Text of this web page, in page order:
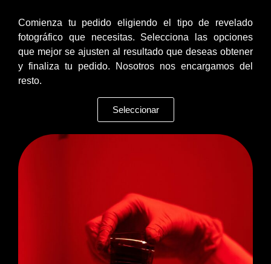
Comienza tu pedido eligiendo el tipo de revelado
fotográfico que necesitas. Selecciona las opciones
que mejor se ajusten al resultado que deseas obtener
y finaliza tu pedido. Nosotros nos encargamos del
resto.
Seleccionar